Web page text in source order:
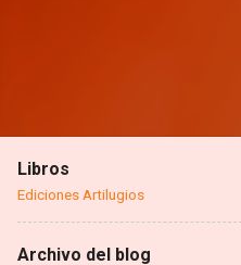
Libros
Ediciones Artilugios
Archivo del blog